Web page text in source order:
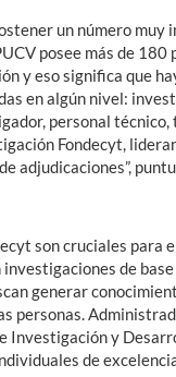
un número muy
posee más de 180
y eso significa que
en algún nivel:
personal técnico,
Fondecyt,
adjudicaciones”,
son cruciales para
investigaciones de
generar
personas.
Investigación y
de